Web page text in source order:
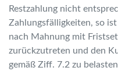
Restzahlung nicht
Zahlungsfälligkeiten, so
nach Mahnung mit
zurückzutreten und den
gemäß Ziff. 7.2 zu